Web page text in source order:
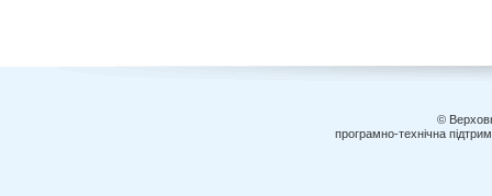
©
програмно-технічна